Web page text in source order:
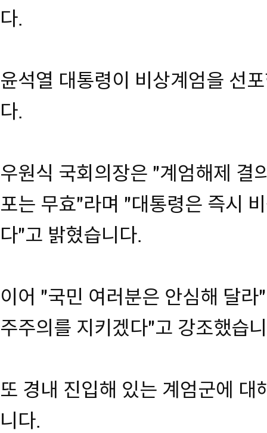
다.
윤석열 대통령이 비상계엄을 선
다.
우원식 국회의장은 "계엄해제 결
포는 무효"라며 "대통령은 즉시
다"고 밝혔습니다.
이어 "국민 여러분은 안심해 달
주주의를 지키겠다"고 강조했습
또 경내 진입해 있는 계엄군에 대
니다.